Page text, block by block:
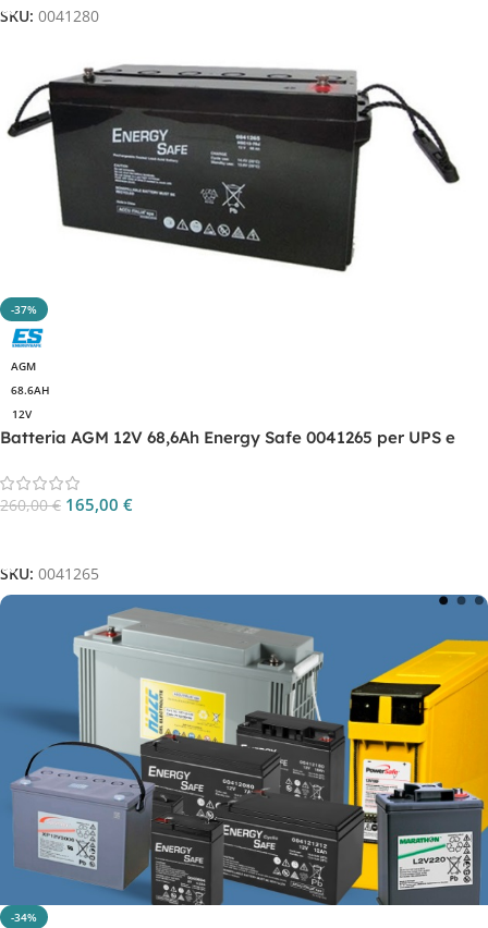
SKU: 0041280
-37%
AGM
68.6AH
12V
Batteria AGM 12V 68,6Ah Energy Safe 0041265 per UPS e
260,00€ 165,00 €
SKU: 0041265
-34%